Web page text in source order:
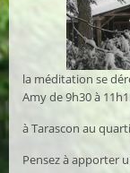
la méditation se
Amy de 9h30 à
à Tarascon au
Pensez à apporter